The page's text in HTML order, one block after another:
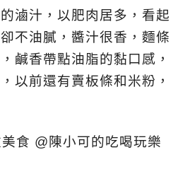
滷汁，以肥肉居多，看起
不油膩，醬汁很香，麵條
鹹香帶點油脂的黏口感，
以前還有賣板條和米粉，